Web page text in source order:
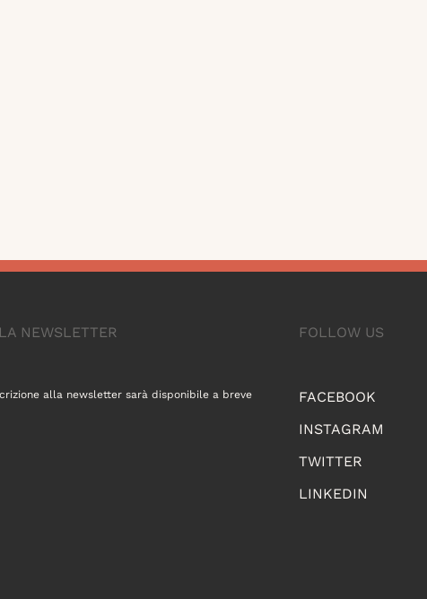
FOLLOW US
FACEBOOK
INSTAGRAM
TWITTER
LINKEDIN
NEWSLETTER
alla newsletter sarà disponibile a breve